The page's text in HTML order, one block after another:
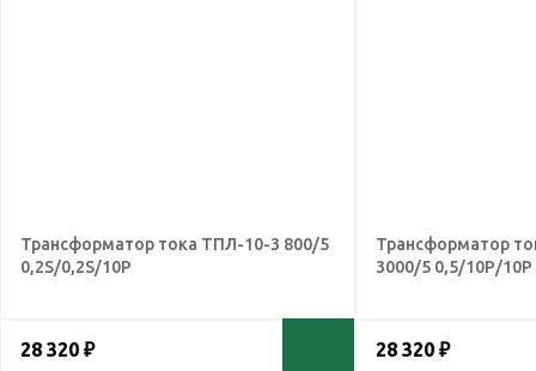
Трансформатор тока ТПЛ-10-3 800/5
0,2S/0,2S/10Р
28 320 ₽
Трансформатор
3000/5 0,5/10Р/10Р
28 320 ₽